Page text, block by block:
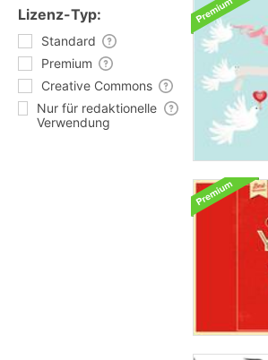
Lizenz-Typ:
Standard
Premium
Creative Commons
Nur für redaktionelle
Verwendung